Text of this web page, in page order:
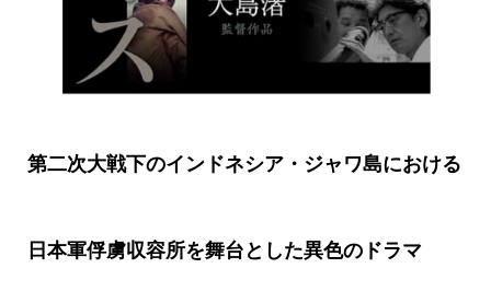
第二次大戦下のインドネシア・ジャワ島における
日本軍俘虜収容所を舞台とした異色のドラマ